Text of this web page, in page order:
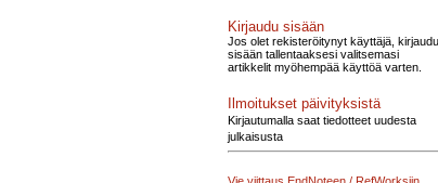
Kirjaudu sisään
Jos olet rekisteröitynyt käyttäjä, kirjaudu
sisään tallentaaksesi valitsemasi
artikkelit myöhempää käyttöä varten.
Ilmoitukset päivityksistä
Kirjautumalla saat tiedotteet uudesta
julkaisusta